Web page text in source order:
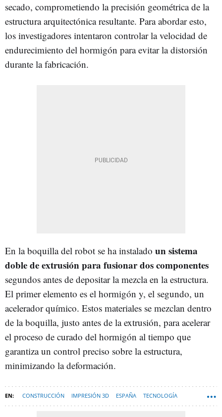
secado, comprometiendo la precisión geométrica de la
estructura arquitectónica resultante. Para abordar esto,
los investigadores intentaron controlar la velocidad de
endurecimiento del hormigón para evitar la distorsión
durante la fabricación.
En la boquilla del robot se ha instalado un sistema
doble de extrusión para fusionar dos componentes
segundos antes de depositar la mezcla en la estructura.
El primer elemento es el hormigón y, el segundo, un
acelerador químico. Estos materiales se mezclan dentro
de la boquilla, justo antes de la extrusión, para acelerar
el proceso de curado del hormigón al tiempo que
garantiza un control preciso sobre la estructura,
minimizando la deformación.
CONSTRUCCIÓN IMPRESIÓN 3D ESPAÑA TECNOLOGÍA